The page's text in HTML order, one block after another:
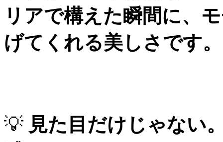
リアで構えた瞬間に、
げてくれる美しさです。
💡 見た目だけじゃない